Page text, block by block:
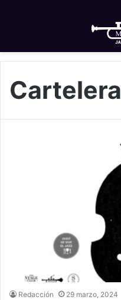
Cartelera
Redacción 29 marzo, 2024